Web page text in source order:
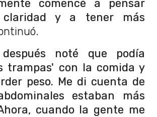
comencé a pensar
y a tener más
noté que podía
trampas' con la comida y
peso. Me di cuenta de
estaban más
cuando la gente me